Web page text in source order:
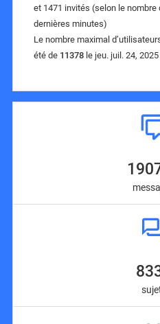
et 1471 invités (selon le
dernières minutes)
Le nombre maximal
été de 11378 le jeu. juil. 24,